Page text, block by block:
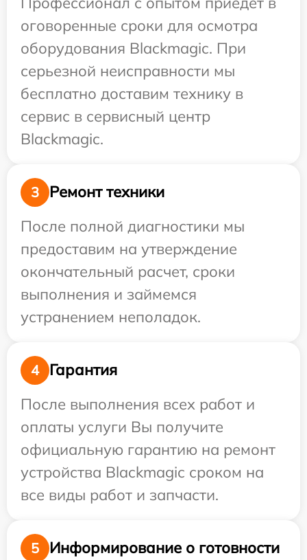
оговоренные сроки для осмотра
оборудования Blackmagic. При
серьезной неисправности мы
бесплатно доставим технику в
сервис в сервисный центр
Blackmagic.
3
Ремонт техники
После полной диагностики мы
предоставим на утверждение
окончательный расчет, сроки
выполнения и займемся
устранением неполадок.
4
Гарантия
После выполнения всех работ и
оплаты услуги Вы получите
официальную гарантию на ремонт
устройства Blackmagic сроком на
все виды работ и запчасти.
5
Информирование о готовности